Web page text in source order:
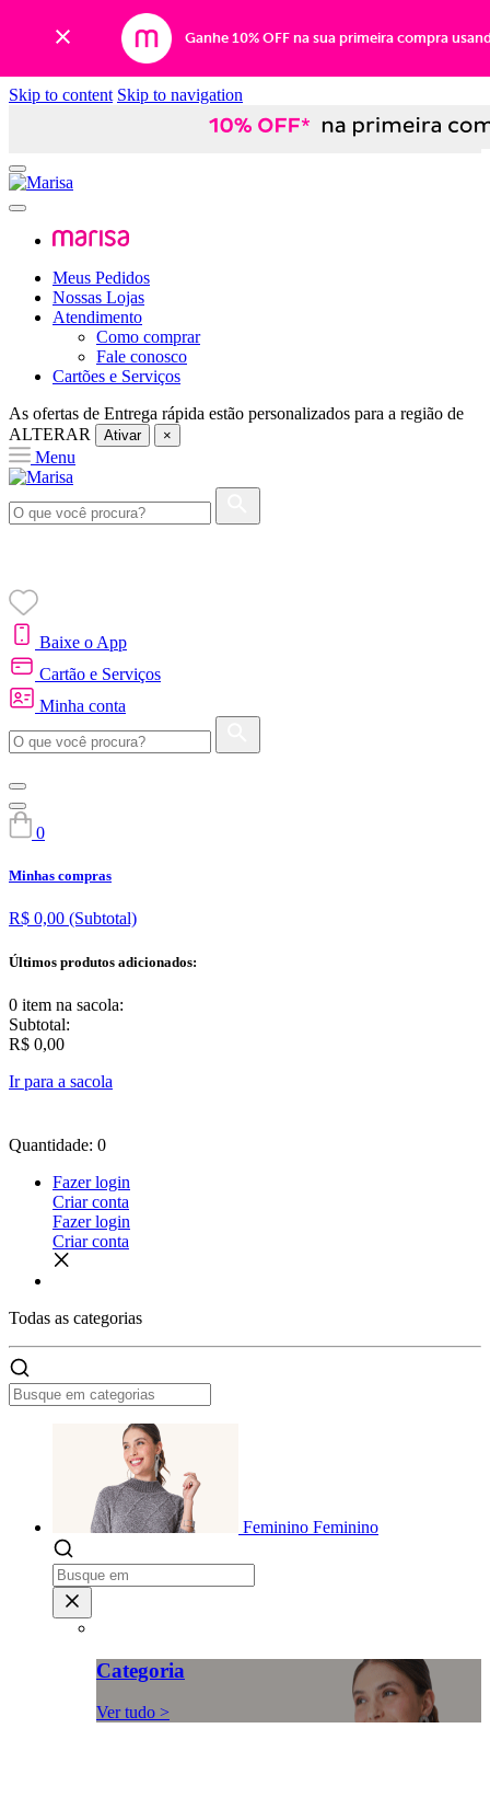
Ganhe 10% OFF na sua primeira compra
Skip to content Skip to navigation
Meus Pedidos
Nossas Lojas
Atendimento
Como comprar
Fale conosco
Cartões e Serviços
As ofertas de Entrega rápida estão personalizados para a região de
ALTERAR
Ativar ×
Menu
Baixe o App
Cartão e Serviços
Minha conta
0
Minhas compras
R$ 0,00 (Subtotal)
Últimos produtos adicionados:
0 item na sacola:
Subtotal:
R$ 0,00
Ir para a sacola
Quantidade: 0
Fazer login
Criar conta
Fazer login
Criar conta
Todas as categorias
Feminino Feminino
Categoria
Ver tudo >